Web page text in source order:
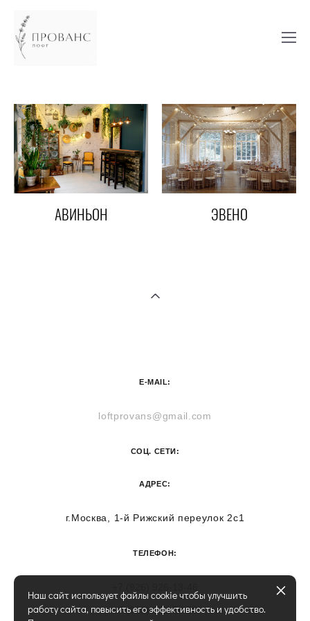
АВИНЬОН ЭВЕНО
E-MAIL:
loftprovans@gmail.com
СОЦ. СЕТИ:
АДРЕС:
г.Москва, 1-й Рижский переулок 2с1
ТЕЛЕФОН:
+7 (926) 032-74-58
Наш сайт использует файлы cookie чтобы улучшить
работу сайта, повысить его эффективность и удобство.